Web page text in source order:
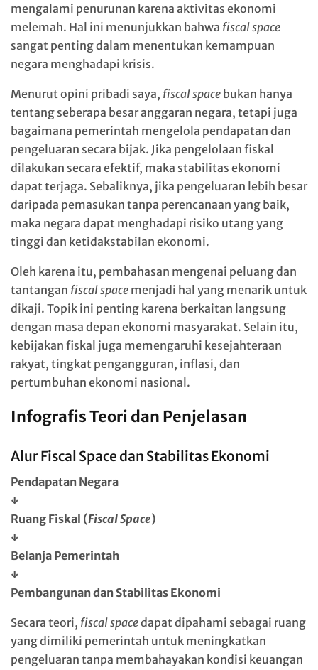
mengalami penurunan karena aktivitas ekonomi
melemah. Hal ini menunjukkan bahwa fiscal space
sangat penting dalam menentukan kemampuan
negara menghadapi krisis.
Menurut opini pribadi saya, fiscal space bukan hanya
tentang seberapa besar anggaran negara, tetapi juga
bagaimana pemerintah mengelola pendapatan dan
pengeluaran secara bijak. Jika pengelolaan fiskal
dilakukan secara efektif, maka stabilitas ekonomi
dapat terjaga. Sebaliknya, jika pengeluaran lebih besar
daripada pemasukan tanpa perencanaan yang baik,
maka negara dapat menghadapi risiko utang yang
tinggi dan ketidakstabilan ekonomi.
Oleh karena itu, pembahasan mengenai peluang dan
tantangan fiscal space menjadi hal yang menarik untuk
dikaji. Topik ini penting karena berkaitan langsung
dengan masa depan ekonomi masyarakat. Selain itu,
kebijakan fiskal juga memengaruhi kesejahteraan
rakyat, tingkat pengangguran, inflasi, dan
pertumbuhan ekonomi nasional.
Infografis Teori dan Penjelasan
Alur Fiscal Space dan Stabilitas Ekonomi
Pendapatan Negara
↓
Ruang Fiskal (Fiscal Space)
↓
Belanja Pemerintah
↓
Pembangunan dan Stabilitas Ekonomi
Secara teori, fiscal spacedapat dipahami sebagai ruang
yang dimiliki pemerintah untuk meningkatkan
pengeluaran tanpa membahayakan kondisi keuangan